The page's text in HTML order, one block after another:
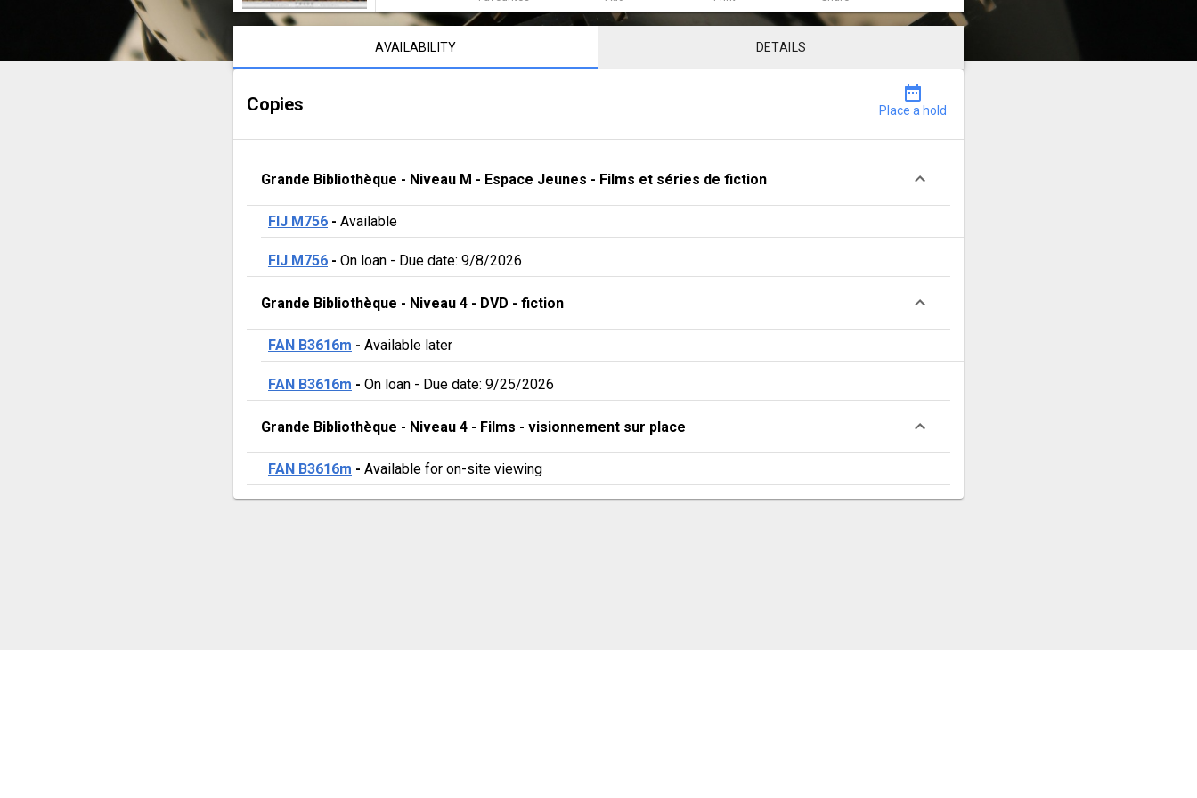
minutes
minuit
Notice content AVAILABILITY DETAILS
Copies
date_range
Place a hold
Grande Bibliothèque - Niveau M - Espace Jeunes - Films et séries de fiction
FIJ M756 - Available
FIJ M756 - On loan - Due date: 9/8/2026
Grande Bibliothèque - Niveau 4 - DVD - fiction
FAN B3616m - Available later
FAN B3616m - On loan - Due date: 9/25/2026
Grande Bibliothèque - Niveau 4 - Films - visionnement sur place
FAN B3616m - Available for on-site viewing